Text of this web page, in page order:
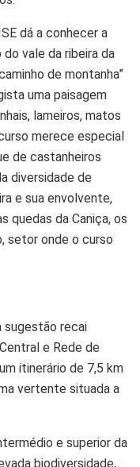
dá a conhecer a
vale da ribeira da
de montanha”
uma paisagem
lameiros, matos
merece especial
de castanheiros
diversidade de
e sua envolvente,
quedas da Caniça, os
setor onde o curso
sugestão recai
e Rede de
itinerário de 7,5 km
vertente situada a
e superior da
biodiversidade,